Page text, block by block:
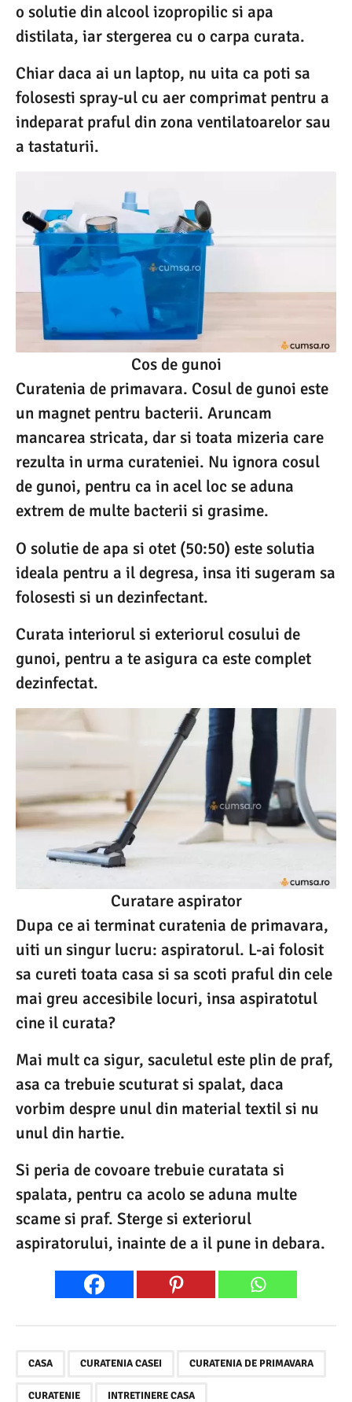
o solutie din alcool izopropilic si apa
distilata, iar stergerea cu o carpa curata.
Chiar daca ai un laptop, nu uita ca poti sa
folosesti spray-ul cu aer comprimat pentru a
indeparat praful din zona ventilatoarelor sau
a tastaturii.
Cos de gunoi
Curatenia de primavara. Cosul de gunoi este
un magnet pentru bacterii. Aruncam
mancarea stricata, dar si toata mizeria care
rezulta in urma curateniei. Nu ignora cosul
de gunoi, pentru ca in acel loc se aduna
extrem de multe bacterii si grasime.
O solutie de apa si otet (50:50) este solutia
ideala pentru a il degresa, insa iti sugeram sa
folosesti si un dezinfectant.
Curata interiorul si exteriorul cosului de
gunoi, pentru a te asigura ca este complet
dezinfectat.
Curatare aspirator
Dupa ce ai terminat curatenia de primavara,
uiti un singur lucru: aspiratorul. L-ai folosit
sa cureti toata casa si sa scoti praful din cele
mai greu accesibile locuri, insa aspiratotul
cine il curata?
Mai mult ca sigur, saculetul este plin de praf,
asa ca trebuie scuturat si spalat, daca
vorbim despre unul din material textil si nu
unul din hartie.
Si peria de covoare trebuie curatata si
spalata, pentru ca acolo se aduna multe
scame si praf. Sterge si exteriorul
aspiratorului, inainte de a il pune in debara.
CASA CURATENIA CASEI CURATENIA DE PRIMAVARA
CURATENIE INTRETINERE CASA